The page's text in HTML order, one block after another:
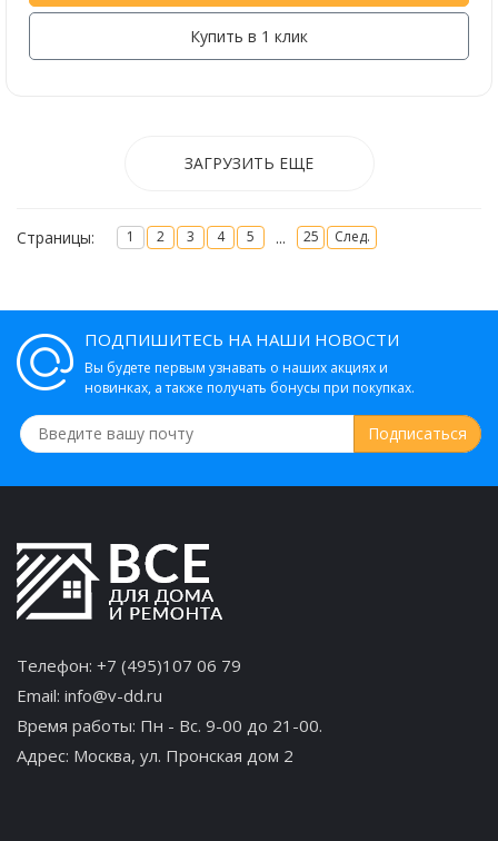
Купить в 1 клик
ЗАГРУЗИТЬ ЕЩЕ
Страницы: 1 2 3 4 5 ... 25 След.
ПОДПИШИТЕСЬ НА НАШИ НОВОСТИ
Вы будете первым узнавать о наших акциях и
новинках, а также получать бонусы при покупках.
Телефон: +7 (495)107 06 79
Email: info@v-dd.ru
Время работы: Пн - Вс. 9-00 до 21-00.
Адрес: Москва, ул. Пронская дом 2